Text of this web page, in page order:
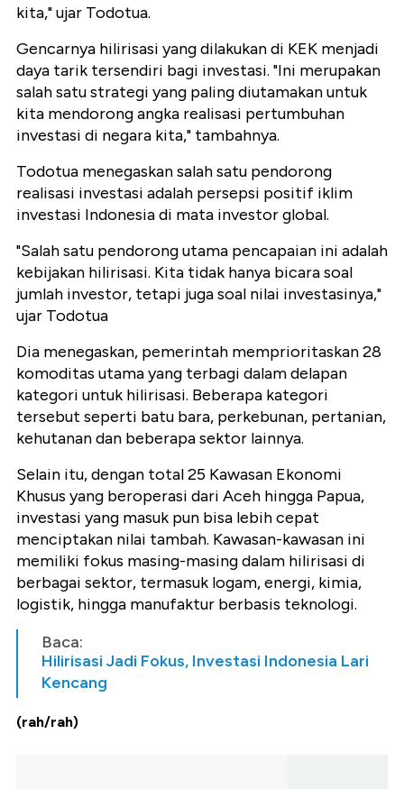
kita," ujar Todotua.
Gencarnya hilirisasi yang dilakukan di KEK menjadi
daya tarik tersendiri bagi investasi. "Ini merupakan
salah satu strategi yang paling diutamakan untuk
kita mendorong angka realisasi pertumbuhan
investasi di negara kita," tambahnya.
Todotua menegaskan salah satu pendorong
realisasi investasi adalah persepsi positif iklim
investasi Indonesia di mata investor global.
"Salah satu pendorong utama pencapaian ini adalah
kebijakan hilirisasi. Kita tidak hanya bicara soal
jumlah investor, tetapi juga soal nilai investasinya,"
ujar Todotua
Dia menegaskan, pemerintah memprioritaskan 28
komoditas utama yang terbagi dalam delapan
kategori untuk hilirisasi. Beberapa kategori
tersebut seperti batu bara, perkebunan, pertanian,
kehutanan dan beberapa sektor lainnya.
Selain itu, dengan total 25 Kawasan Ekonomi
Khusus yang beroperasi dari Aceh hingga Papua,
investasi yang masuk pun bisa lebih cepat
menciptakan nilai tambah. Kawasan-kawasan ini
memiliki fokus masing-masing dalam hilirisasi di
berbagai sektor, termasuk logam, energi, kimia,
logistik, hingga manufaktur berbasis teknologi.
Baca:
Hilirisasi Jadi Fokus, Investasi Indonesia Lari
Kencang
(rah/rah)